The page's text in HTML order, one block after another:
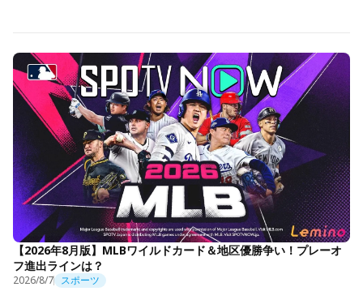
【2026年8月版】MLBワイルドカード＆地区優勝争い！プレーオ
フ進出ラインは？
2026/8/7 スポーツ